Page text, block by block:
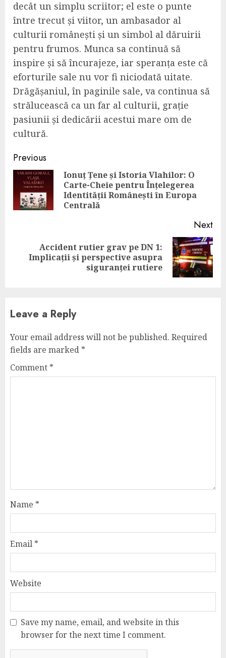
decât un simplu scriitor; el este o punte
între trecut și viitor, un ambasador al
culturii românești și un simbol al dăruirii
pentru frumos. Munca sa continuă să
inspire și să încurajeze, iar speranța este că
eforturile sale nu vor fi niciodată uitate.
Drăgășaniul, în paginile sale, va continua să
strălucească ca un far al culturii, grație
pasiunii și dedicării acestui mare om de
cultură.
Continue
Reading
Previous
Ionuț Țene și Istoria Vlahilor: O
Carte-Cheie pentru Înțelegerea
Identității Românești în Europa
Centrală
Next
Next
Accident rutier grav pe DN 1:
Implicații și perspective asupra
siguranței rutiere
Leave a Reply
Your email address will not be published. Required
fields are marked *
Comment *
Name *
Email *
Website
Save my name, email, and website in this
browser for the next time I comment.